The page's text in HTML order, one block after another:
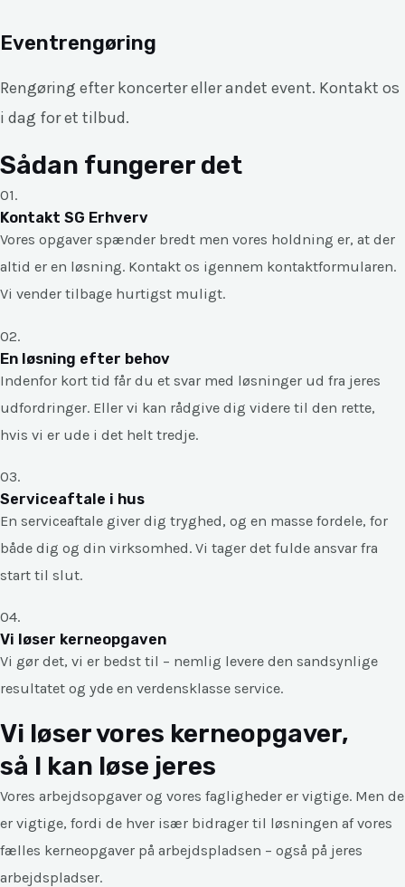
Eventrengøring
Rengøring efter koncerter eller andet event. Kontakt os
i dag for et tilbud.
Sådan fungerer det
01.
Kontakt SG Erhverv
Vores opgaver spænder bredt men vores holdning er, at der
altid er en løsning. Kontakt os igennem kontaktformularen.
Vi vender tilbage hurtigst muligt.
02.
En løsning efter behov
Indenfor kort tid får du et svar med løsninger ud fra jeres
udfordringer. Eller vi kan rådgive dig videre til den rette,
hvis vi er ude i det helt tredje.
03.
Serviceaftale i hus
En serviceaftale giver dig tryghed, og en masse fordele, for
både dig og din virksomhed. Vi tager det fulde ansvar fra
start til slut.
04.
Vi løser kerneopgaven
Vi gør det, vi er bedst til – nemlig levere den sandsynlige
resultatet og yde en verdensklasse service.
Vi løser vores kerneopgaver,
så I kan løse jeres
Vores arbejdsopgaver og vores fagligheder er vigtige. Men de
er vigtige, fordi de hver især bidrager til løsningen af vores
fælles kerneopgaver på arbejdspladsen – også på jeres
arbejdspladser.